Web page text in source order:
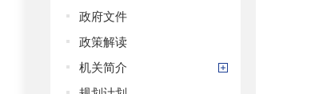
政府文件
政策解读
机关简介